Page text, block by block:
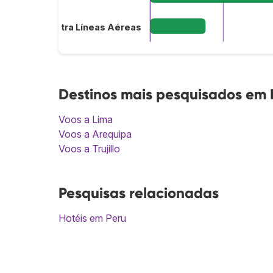
Plus Ultra Líneas Aéreas
Destinos mais pesquisados em
Voos a Lima
Voos a Arequipa
Voos a Trujillo
Pesquisas relacionadas
Hotéis em Peru